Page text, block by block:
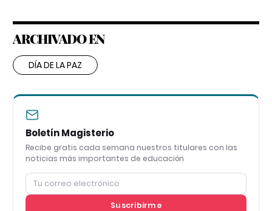
ARCHIVADO EN
DÍA DE LA PAZ
Boletín Magisterio
Recibe gratis cada semana nuestros titulares con las
noticias más importantes de educación
Suscribirme